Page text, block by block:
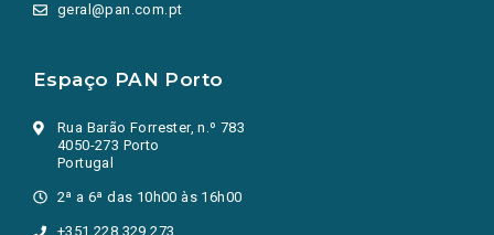
geral@pan.com.pt
Espaço PAN Porto
Rua Barão Forrester, n.º 783
4050-273 Porto
Portugal
2ª a 6ª das 10h00 às 16h00
+351 228 329 273